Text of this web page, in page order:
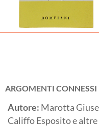
ARGOMENTI CONNESSI
Autore: Marotta
Califfo Esposito e